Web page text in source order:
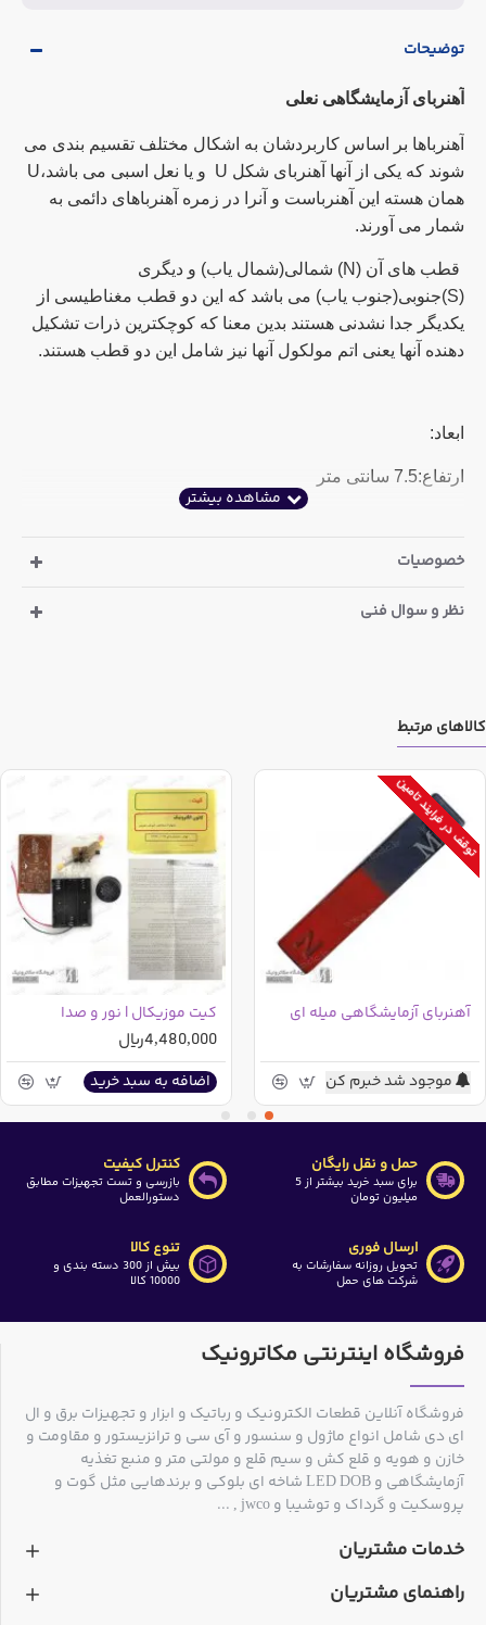
توضیحات
آهنربای آزمایشگاهی نعلی
آهنرباها بر اساس کاربردشان به اشکال مختلف تقسیم بندی می
شوند که یکی از آنها آهنربای شکل U و یا نعل اسبی می باشد،U
همان هسته این آهنرباست و آنرا در زمره آهنرباهای دائمی به
شمار می آورند.
قطب های آن (N) شمالی(شمال یاب) و دیگری
(S)جنوبی(جنوب یاب) می باشد که این دو قطب مغناطیسی از
یکدیگر جدا نشدنی هستند بدین معنا که کوچکترین ذرات تشکیل
دهنده آنها یعنی اتم مولکول آنها نیز شامل این دو قطب هستند.
ابعاد:
ارتفاع:7.5 سانتی متر
فاصله بین پایه ها: 4 سانتی متر
عرض پایه ها: 8 میلی متر
خصوصیات
نظر و سوال فنی
کالاهای مرتبط
توقف در فرایند تامین
آهنربای آزمایشگاهی میله ای
موجود شد خبرم کن
کیت موزیکال | نور و صدا
4,480,000ریال
اضافه به سبد خرید
حمل و نقل رایگان
برای سبد خرید بیشتر از 5
میلیون تومان
کنترل کیفیت
بازرسی و تست تجهیزات مطابق
دستورالعمل
ارسال فوری
تحویل روزانه سفارشات به
شرکت های حمل
تنوع کالا
بیش از 300 دسته بندی و
10000 کالا
فروشگاه اینترنتی مکاترونیک
فروشگاه آنلاین قطعات الکترونیک و رباتیک و ابزار و تجهیزات برق و ال
ای دی شامل انواع ماژول و سنسور و آی سی و ترانزیستور و مقاومت و
خازن و هویه و قلع کش و سیم قلع و مولتی متر و منبع تغذیه
آزمایشگاهی و LED DOB شاخه ای بلوکی و برندهایی مثل گوت و
پروسکیت و گرداک و توشیبا و jwco , ...
خدمات مشتریان
راهنمای مشتریان